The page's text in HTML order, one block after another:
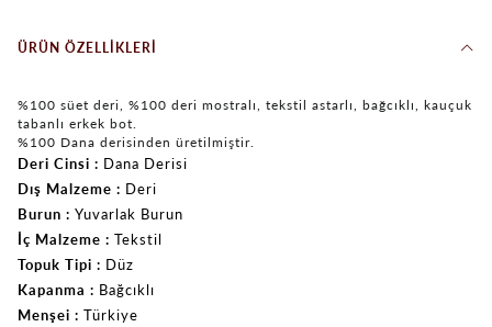
ÜRÜN ÖZELLIKLERI
%100 süet deri, %100 deri mostralı, tekstil astarlı, bağcıklı, kauçuk
tabanlı erkek bot.
%100 Dana derisinden üretilmiştir.
Deri Cinsi
Dana Derisi
Dış Malzeme
Deri
Burun
Yuvarlak Burun
İç Malzeme
Tekstil
Topuk Tipi
Düz
Kapanma
Bağcıklı
Menşei
Türkiye